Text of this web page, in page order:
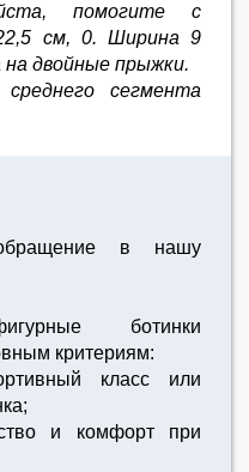
помогите с
см, 0. Ширина 9
двойные прыжки.
сегмента
в нашу
ботинки
критериям:
класс или
и комфорт при